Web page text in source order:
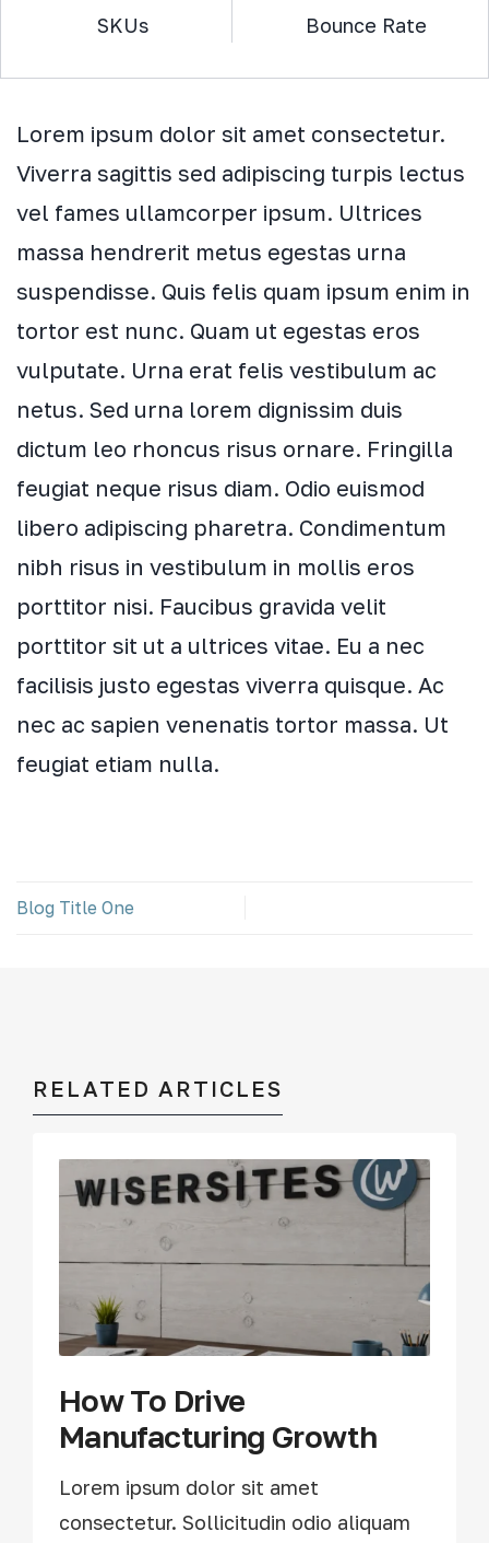
SKUs Bounce Rate
Lorem ipsum dolor sit amet consectetur.
Viverra sagittis sed adipiscing turpis lectus
vel fames ullamcorper ipsum. Ultrices
massa hendrerit metus egestas urna
suspendisse. Quis felis quam ipsum enim in
tortor est nunc. Quam ut egestas eros
vulputate. Urna erat felis vestibulum ac
netus. Sed urna lorem dignissim duis
dictum leo rhoncus risus ornare. Fringilla
feugiat neque risus diam. Odio euismod
libero adipiscing pharetra. Condimentum
nibh risus in vestibulum in mollis eros
porttitor nisi. Faucibus gravida velit
porttitor sit ut a ultrices vitae. Eu a nec
facilisis justo egestas viverra quisque. Ac
nec ac sapien venenatis tortor massa. Ut
feugiat etiam nulla.
Blog Title One
RELATED ARTICLES
How To Drive
Manufacturing Growth
Lorem ipsum dolor sit amet
consectetur. Sollicitudin odio aliquam